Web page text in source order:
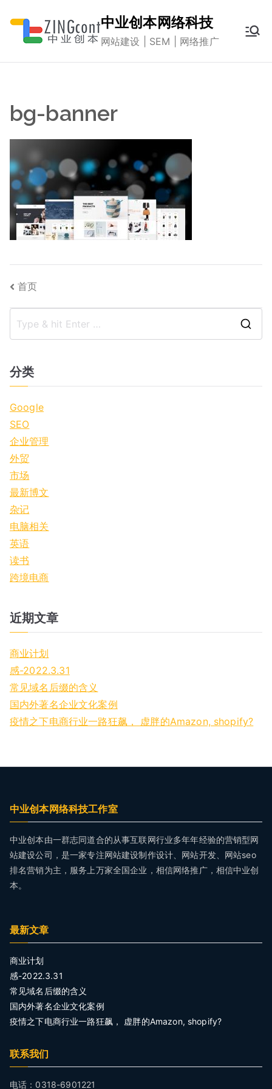
内
中业创本网络科技
网站建设 | SEM | 网络推广
bg-banner
文
章
导
航
首页
分类
Google
SEO
企业管理
外贸
市场
最新博文
杂记
电脑相关
英语
读书
跨境电商
近期文章
商业计划
感-2022.3.31
常见域名后缀的含义
国内外著名企业文化案例
疫情之下电商行业一路狂飙， 虚胖的Amazon, shopify?
中业创本网络科技工作室
中业创本由一群志同道合的从事互联网行业多年年经验的营销型网
站建设公司，是一家专注网站建设制作设计、网站开发、网站seo
排名营销为主，服务上万家全国企业，相信网络推广，相信中业创
本。
最新文章
商业计划
感-2022.3.31
常见域名后缀的含义
国内外著名企业文化案例
疫情之下电商行业一路狂飙， 虚胖的Amazon, shopify?
联系我们
电话：0318-6901221